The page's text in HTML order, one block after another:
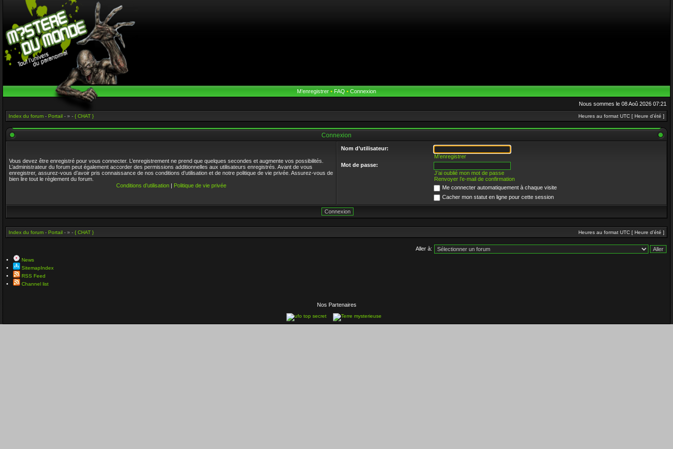
M’enregistrer • FAQ • Connexion
Nous sommes le 08 Aoû 2026 07:21
Index du forum - Portail - » - { CHAT } Heures au format UTC [ Heure d’été ]
Connexion
Vous devez être enregistré pour vous connecter. L’enregistrement ne prend que quelques secondes et augmente vos possibilités.
L’administrateur du forum peut également accorder des permissions additionnelles aux utilisateurs enregistrés. Avant de vous
enregistrer, assurez-vous d’avoir pris connaissance de nos conditions d’utilisation et de notre politique de vie privée. Assurez-vous de
bien lire tout le règlement du forum.
Conditions d’utilisation | Politique de vie privée
Nom d’utilisateur:
M’enregistrer
Mot de passe:
J’ai oublié mon mot de passe
Renvoyer l’e-mail de confirmation
Me connecter automatiquement à chaque visite
Cacher mon statut en ligne pour cette session
Index du forum - Portail - » - { CHAT } Heures au format UTC [ Heure d’été ]
Aller à:
News
SitemapIndex
RSS Feed
Channel list
Nos Partenaires